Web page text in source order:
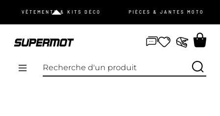
VÊTEMENTS & KITS DÉCO PIÈCES & JANTES MOTO
mot de passe oublié ?
Je m’inscris